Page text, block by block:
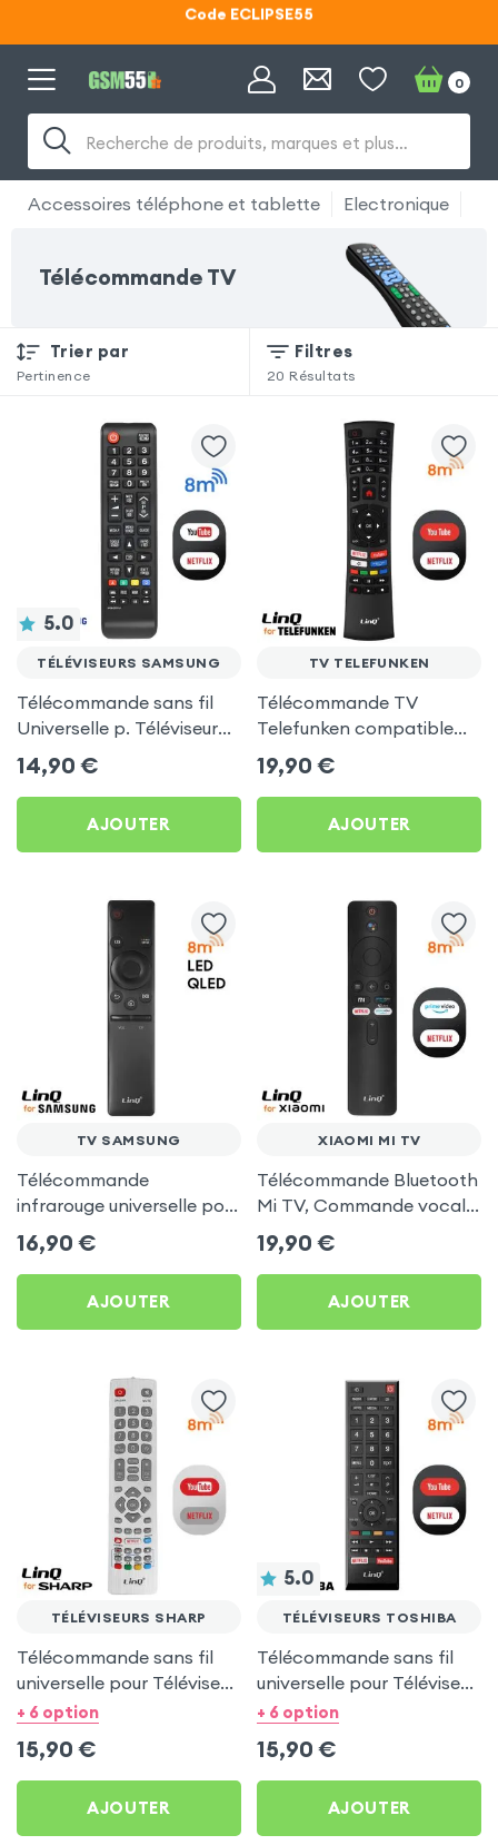
Lunettes d'éclipse OFFERTES
Code ECLIPSE55
Recherche de produits, marques et plus…
0
Accessoires téléphone et tablette Electronique
Télécommande TV
Trier par
Pertinence
Filtres
20 Résultats
5.0
TÉLÉVISEURS SAMSUNG
Télécommande sans fil
Universelle p. Téléviseur
Samsung - Noir
14,90 €
AJOUTER
TV TELEFUNKEN
Télécommande TV
Telefunken compatible
HDTV / LED / LCD avec
accès direct Netflix,
YouTube et Prime Video -
19,90 €
AJOUTER
TV SAMSUNG
Télécommande
infrarouge universelle pour
TV Samsung - LinQ
16,90 €
AJOUTER
XIAOMI MI TV
Télécommande Bluetooth
Mi TV, Commande vocale
Google Assistant + accès
rapide Netflix et Amazon
Prime
19,90 €
AJOUTER
TÉLÉVISEURS SHARP
Télécommande sans fil
universelle pour Téléviseur
Sharp - LinQ Blanc
+ 6 option
15,90 €
AJOUTER
5.0
TÉLÉVISEURS TOSHIBA
Télécommande sans fil
universelle pour Téléviseur
Tohsiba - LinQ Noir
+ 6 option
15,90 €
AJOUTER